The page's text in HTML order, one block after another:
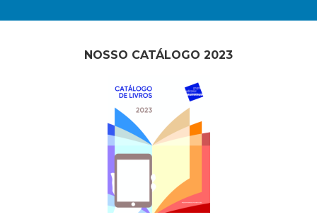
NOSSO CATÁLOGO 2023